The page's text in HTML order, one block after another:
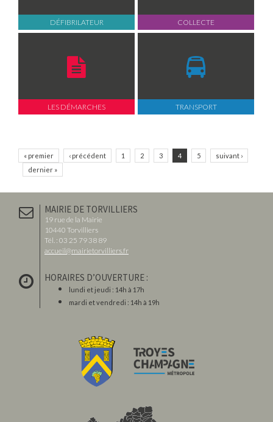
DÉFIBRILATEUR COLLECTE
LES DÉMARCHES TRANSPORT
« premier ‹ précédent 1 2 3 4 5
suivant ›
dernier »
MAIRIE DE TORVILLIERS
19 rue de la Mairie
10440 Torvilliers
Tél. : 03 25 79 38 89
accueil@mairietorvilliers.fr
HORAIRES D’OUVERTURE :
lundi et jeudi : 14h à 17h
mardi et vendredi : 14h à 19h